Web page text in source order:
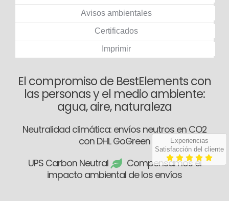
Experiencias
Satisfacción del cliente
Avisos ambientales
Certificados
Imprimir
El compromiso de BestElements con
las personas y el medio ambiente:
agua, aire, naturaleza
Neutralidad climática: envíos neutros en CO2
con DHL GoGreen
UPS Carbon Neutral
Compensamos el
impacto ambiental de los envíos